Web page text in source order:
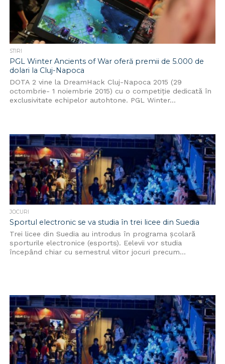
STIRI
PGL Winter Ancients of War oferă premii de 5.000 de
dolari la Cluj-Napoca
DOTA 2 vine la DreamHack Cluj-Napoca 2015 (29
octombrie- 1 noiembrie 2015) cu o competiție dedicată în
exclusivitate echipelor autohtone. PGL Winter...
JOCURI
Sportul electronic se va studia în trei licee din Suedia
Trei licee din Suedia au introdus în programa școlară
sporturile electronice (esports). Eelevii vor studia
începând chiar cu semestrul viitor jocuri precum...